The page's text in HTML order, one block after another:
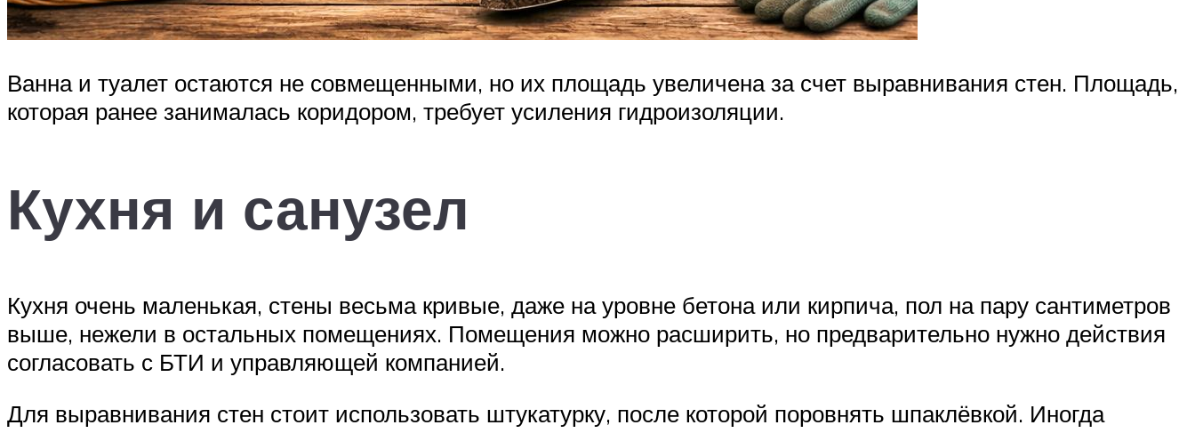
Ванна и туалет остаются не совмещенными, но их площадь увеличена за счет выравнивания стен. Площадь,
которая ранее занималась коридором, требует усиления гидроизоляции.
Кухня и санузел
Кухня очень маленькая, стены весьма кривые, даже на уровне бетона или кирпича, пол на пару сантиметров
выше, нежели в остальных помещениях. Помещения можно расширить, но предварительно нужно действия
согласовать с БТИ и управляющей компанией.
Для выравнивания стен стоит использовать штукатурку, после которой поровнять шпаклёвкой. Иногда